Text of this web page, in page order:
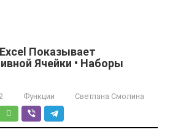
Показывает
Ячейки • Наборы
Функции Светлана Смолина